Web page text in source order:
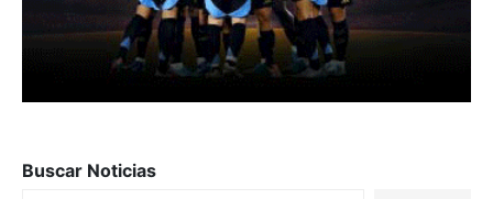
Buscar Noticias